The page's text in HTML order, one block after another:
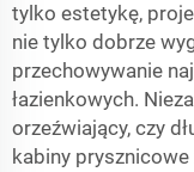
tylko estetykę,
nie tylko dobrze
przechowywanie
łazienkowych.
orzeźwiający, czy
kabiny